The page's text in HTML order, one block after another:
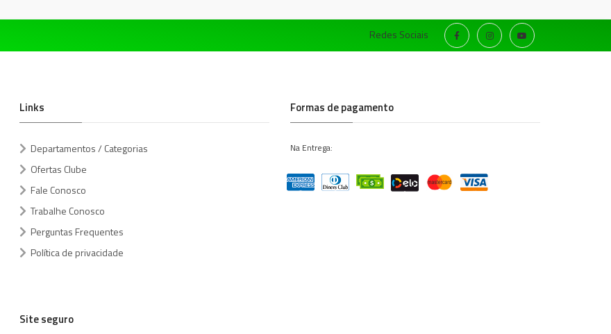
Redes Sociais
Links
Departamentos / Categorias
Ofertas Clube
Fale Conosco
Trabalhe Conosco
Perguntas Frequentes
Política de privacidade
Formas de pagamento
Na Entrega:
Site seguro